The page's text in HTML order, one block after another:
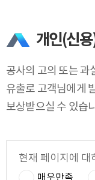
개인(신
공사의 고의 또는 과
유출로 고객님에게
보상받으실 수 있습
현재 페이지에 대
매우만족